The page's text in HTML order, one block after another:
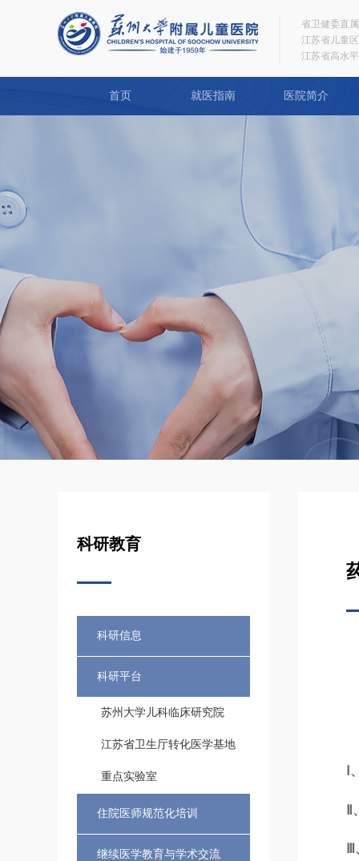
省卫健委直
江苏省儿童
江苏省高水
首页 就医指南 医院简介
科研教育
科研信息
科研平台
苏州大学儿科临床研究院
江苏省卫生厅转化医学基地
重点实验室
住院医师规范化培训
继续医学教育与学术交流
Ⅰ